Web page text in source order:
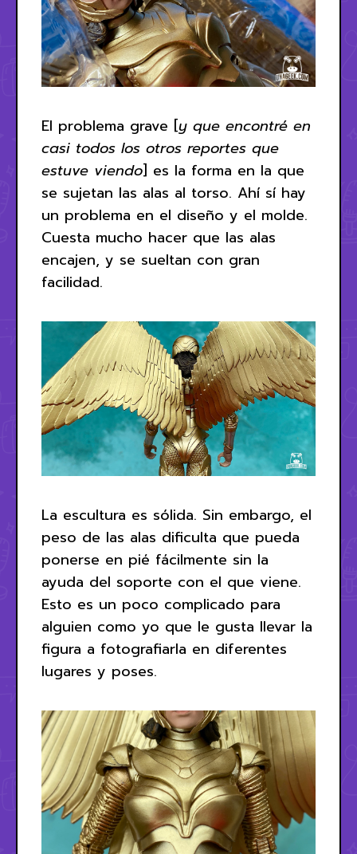
El problema grave [y que encontré en
casi todos los otros reportes que
estuve viendo] es la forma en la que
se sujetan las alas al torso. Ahí sí hay
un problema en el diseño y el molde.
Cuesta mucho hacer que las alas
encajen, y se sueltan con gran
facilidad.
La escultura es sólida. Sin embargo, el
peso de las alas dificulta que pueda
ponerse en pié fácilmente sin la
ayuda del soporte con el que viene.
Esto es un poco complicado para
alguien como yo que le gusta llevar la
figura a fotografiarla en diferentes
lugares y poses.